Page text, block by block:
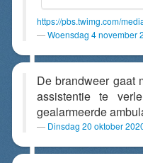
https://pbs.twimg.com/
Woensdag 4 november
De brandweer gaat
assistentie te
gealarmeerde
Dinsdag 20 oktober